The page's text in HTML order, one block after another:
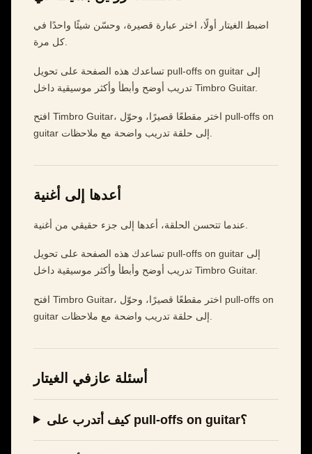
اضبط الغيتار أولًا، اختر عبارة قصيرة، وحسّن شيئًا واحدًا في
تساعدك هذه الصفحة على تحويل pull-offs on guitar إلى
تدريب أوضح وأبطأ وأكثر موسيقية داخل Timbro Guitar.
افتح Timbro Guitar، اختر مقطعًا قصيرًا، وحوّل pull-offs on
guitar إلى حلقة تدريب واضحة مع ملاحظات.
أعدها إلى أغنية
تساعدك هذه الصفحة على تحويل pull-offs on guitar إلى
تدريب أوضح وأبطأ وأكثر موسيقية داخل Timbro Guitar.
افتح Timbro Guitar، اختر مقطعًا قصيرًا، وحوّل pull-offs on
أسئلة عازفي الغيتار
كيف أتدرب على pull-offs on guitar؟